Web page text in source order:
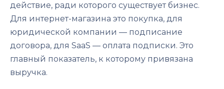
действие, ради которого существует бизнес.
Для интернет-магазина это покупка, для
юридической компании — подписание
договора, для SaaS — оплата подписки. Это
главный показатель, к которому привязана
выручка.